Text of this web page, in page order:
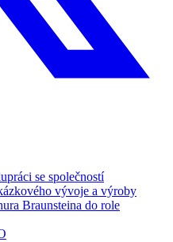
se společností
vývoje a výroby
Braunsteina do role